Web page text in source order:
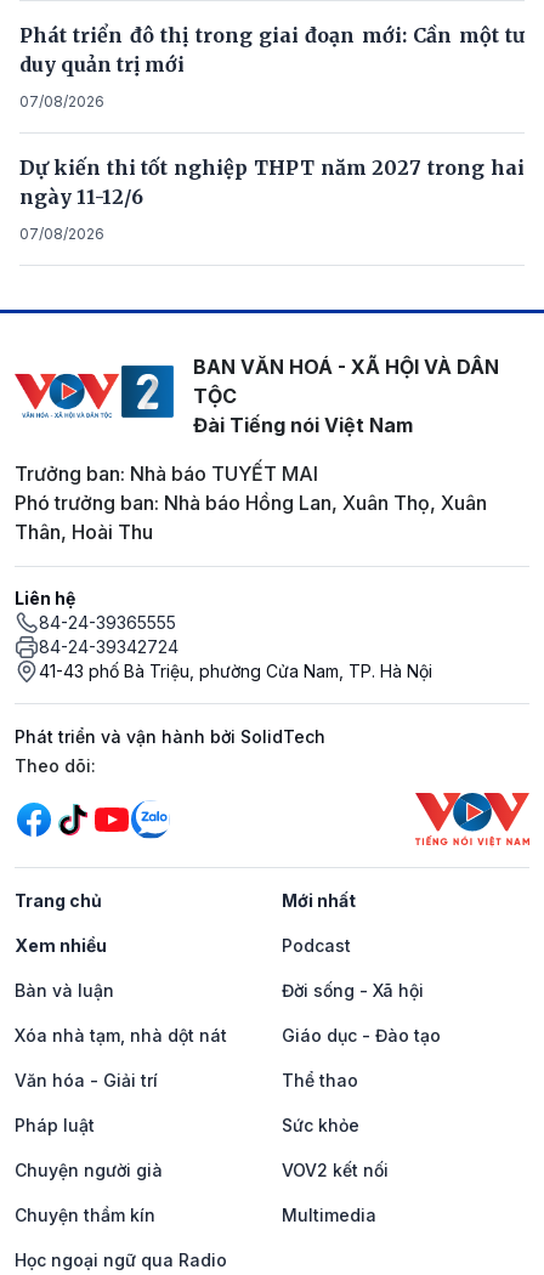
Phát triển đô thị trong giai đoạn mới: Cần một tư
duy quản trị mới
07/08/2026
Dự kiến thi tốt nghiệp THPT năm 2027 trong hai
ngày 11-12/6
07/08/2026
BAN VĂN HOÁ - XÃ HỘI VÀ DÂN
TỘC
Đài Tiếng nói Việt Nam
Trưởng ban: Nhà báo TUYẾT MAI
Phó trưởng ban: Nhà báo Hồng Lan, Xuân Thọ, Xuân
Thân, Hoài Thu
Liên hệ
84-24-39365555
84-24-39342724
41-43 phố Bà Triệu, phường Cửa Nam, TP. Hà Nội
Phát triển và vận hành bởi SolidTech
Mạng xã hội
Theo dõi:
Trang chủ Mới nhất
Xem nhiều Podcast
Bàn và luận Đời sống - Xã hội
Xóa nhà tạm, nhà dột nát Giáo dục - Đào tạo
Văn hóa - Giải trí Thể thao
Pháp luật Sức khỏe
Chuyện người già VOV2 kết nối
Chuyện thầm kín Multimedia
Học ngoại ngữ qua Radio